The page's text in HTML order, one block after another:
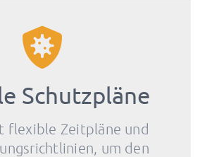
Schutzpläne
flexible Zeitpläne und
um den